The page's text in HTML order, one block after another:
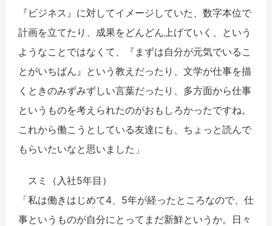
『ビジネス』に対してイメージしていた、数字本位で
計画を立てたり、成果をどんどん上げていく、という
ようなことではなくて、『まずは自分が元気でいるこ
とがいちばん』という教えだったり、文学が仕事を描
くときのみずみずしい言葉だったり、多方面から仕事
というものを考えられたのがおもしろかったですね。
これから働こうとしている友達にも、ちょっと読んで
もらいたいなと思いました」
スミ（入社5年目）
「私は働きはじめて4、5年が経ったところなので、仕
事というものが自分にとってまだ新鮮というか。日々